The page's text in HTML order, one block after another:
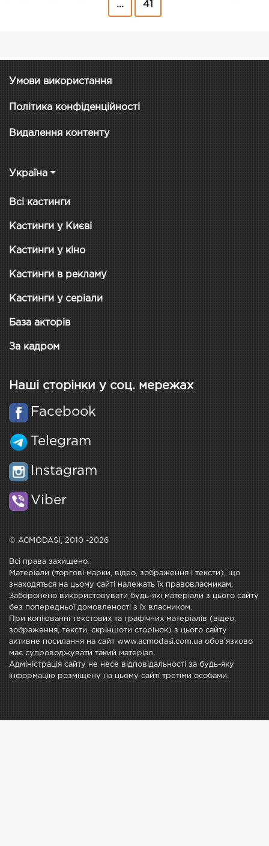
... 41
Умови використання
Політика конфіденційності
Видалення контенту
Україна
Всі кастинги
Кастинги у Києві
Кастинги у кіно
Кастинги в рекламу
Кастинги у серіали
База акторів
За кадром
Наші сторінки у соц. мережах
Facebook
Telegram
Instagram
Viber
© ACMODASI, 2010 -2026
Всі права захищено.
Матеріали (торгові марки, відео, зображення і тексти), що
знаходяться на цьому сайті належать їх правовласникам.
Заборонено використовувати будь-які матеріали з цього сайту
без попередньої домовленості з їх власником.
При копіюванні текстових та графічних матеріалів (відео,
зображення, тексти, скріншоти сторінок) з цього сайту
активне посилання на сайт www.acmodasi.com.ua обов'язково
має супроводжувати такий матеріал.
Адміністрація сайту не несе відповідальності за будь-яку
інформацію розміщену на цьому сайті третіми особами.